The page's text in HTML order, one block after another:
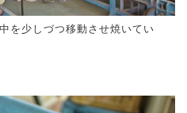
を少しづつ移動させ焼いてい